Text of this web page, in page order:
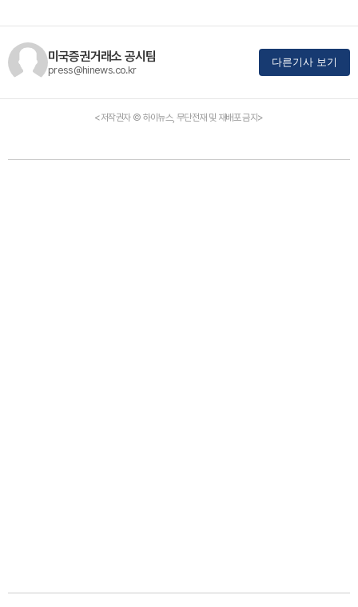
미국증권거래소 공시팀
press@hinews.co.kr
다른기사 보기
<저작권자 © 하이뉴스, 무단전재 및 재배포 금지>